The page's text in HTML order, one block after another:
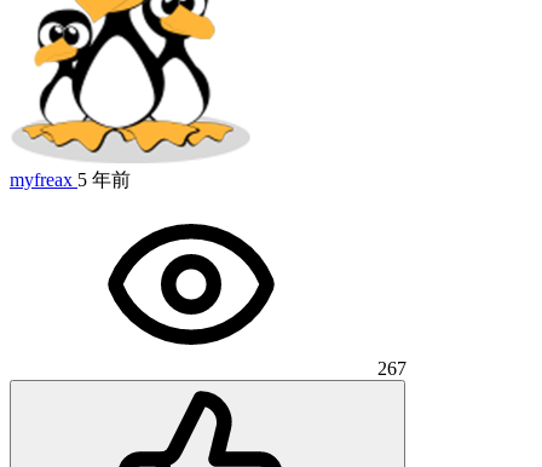
myfreax 5 年前
267